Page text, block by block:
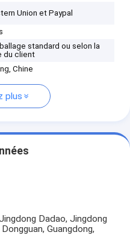
Union et Paypal
standard ou selon la
du client
Chine
plus
Dadao, Jingdong
Guangdong,